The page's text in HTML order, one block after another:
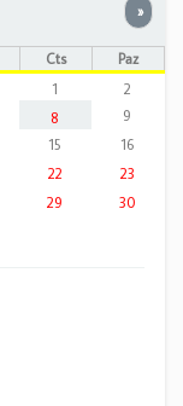
»
Cts
Paz
1
2
8
9
15
16
22
23
29
30